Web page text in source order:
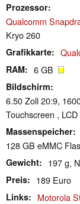
Prozessor
Qualcomm
Kryo 260
Grafikkarte
RAM 6 GB
Bildschirm
6.50 Zoll 20:9,
Touchscreen ,
Massenspeicher
128 GB eMMC
Gewicht 197 g,
Preis 189 Euro
Links Motorola